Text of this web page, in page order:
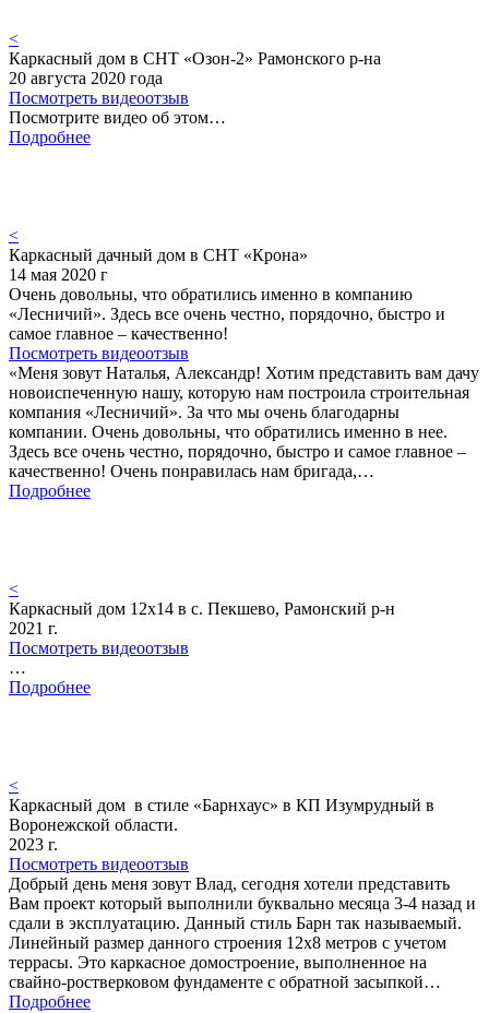
<
Каркасный дом в СНТ «Озон-2» Рамонского р-на
20 августа 2020 года
Посмотреть видеоотзыв
Посмотрите видео об этом…
Подробнее
<
Каркасный дачный дом в СНТ «Крона»
14 мая 2020 г
Очень довольны, что обратились именно в компанию
«Лесничий». Здесь все очень честно, порядочно, быстро и
самое главное – качественно!
Посмотреть видеоотзыв
«Меня зовут Наталья, Александр! Хотим представить вам дачу
новоиспеченную нашу, которую нам построила строительная
компания «Лесничий». За что мы очень благодарны
компании. Очень довольны, что обратились именно в нее.
Здесь все очень честно, порядочно, быстро и самое главное –
качественно! Очень понравилась нам бригада,…
Подробнее
<
Каркасный дом 12х14 в с. Пекшево, Рамонский р-н
2021 г.
Посмотреть видеоотзыв
…
Подробнее
<
Каркасный дом в стиле «Барнхаус» в КП Изумрудный в
Воронежской области.
2023 г.
Посмотреть видеоотзыв
Добрый день меня зовут Влад, сегодня хотели представить
Вам проект который выполнили буквально месяца 3-4 назад и
сдали в эксплуатацию. Данный стиль Барн так называемый.
Линейный размер данного строения 12х8 метров с учетом
террасы. Это каркасное домостроение, выполненное на
свайно-ростверковом фундаменте с обратной засыпкой…
Подробнее